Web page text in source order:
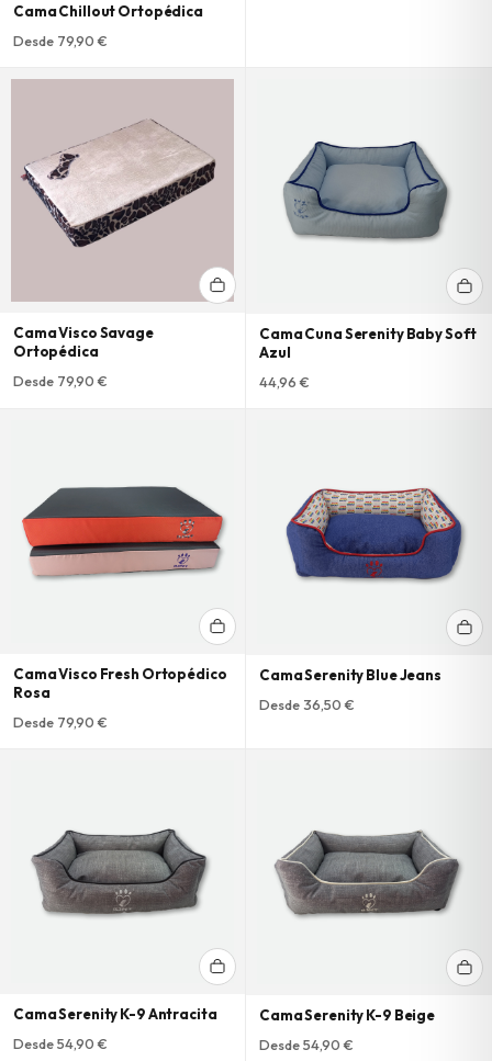
Cama Chillout Ortopédica
Desde 79,90 €
Cama Visco Savage
Ortopédica
Desde 79,90 €
Cama Cuna Serenity Baby Soft
Azul
44,96 €
Cama Visco Fresh Ortopédico
Rosa
Desde 79,90 €
Cama Serenity Blue Jeans
Desde 36,50 €
Cama Serenity K-9 Antracita
Desde 54,90 €
Cama Serenity K-9 Beige
Desde 54,90 €